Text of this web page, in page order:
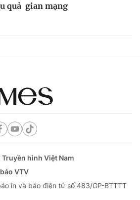
quả gian mạng
Truyền hình Việt Nam
VTV
in và báo điện tử số 483/GP-BTTTT